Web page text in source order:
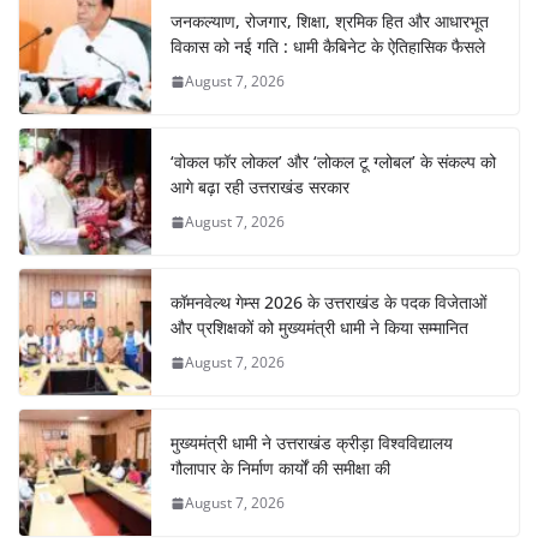
जनकल्याण, रोजगार, शिक्षा, श्रमिक हित और आधारभूत
विकास को नई गति : धामी कैबिनेट के ऐतिहासिक फैसले
August 7, 2026
‘वोकल फॉर लोकल’ और ‘लोकल टू ग्लोबल’ के संकल्प को
आगे बढ़ा रही उत्तराखंड सरकार
August 7, 2026
कॉमनवेल्थ गेम्स 2026 के उत्तराखंड के पदक विजेताओं
और प्रशिक्षकों को मुख्यमंत्री धामी ने किया सम्मानित
August 7, 2026
मुख्यमंत्री धामी ने उत्तराखंड क्रीड़ा विश्वविद्यालय
गौलापार के निर्माण कार्यों की समीक्षा की
August 7, 2026